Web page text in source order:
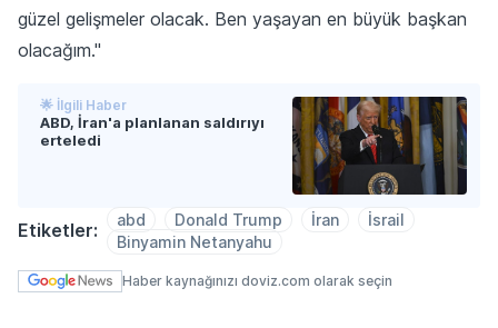
güzel gelişmeler olacak. Ben yaşayan en büyük başkan
olacağım."
🌟 İlgili Haber
ABD, İran'a planlanan saldırıyı
erteledi
Etiketler: abd Donald Trump İran
İsrail
Binyamin Netanyahu
Haber kaynağınızı doviz.com olarak seçin